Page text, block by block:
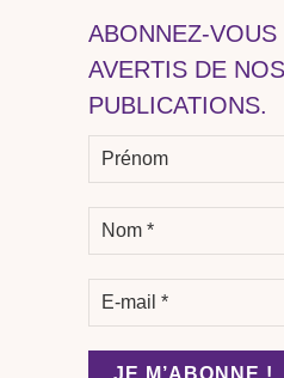
ABONNEZ-
AVERTIS DE NOS
PUBLICATIONS.